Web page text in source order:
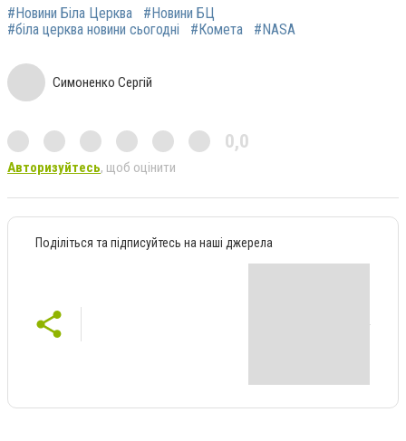
#Новини Біла Церква
#Новини БЦ
#біла церква новини сьогодні
#Комета #NASA
Симоненко Сергій
0,0
Авторизуйтесь, щоб оцінити
Поділіться та підписуйтесь на наші джерела